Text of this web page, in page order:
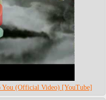
(Official Video) [YouTube]